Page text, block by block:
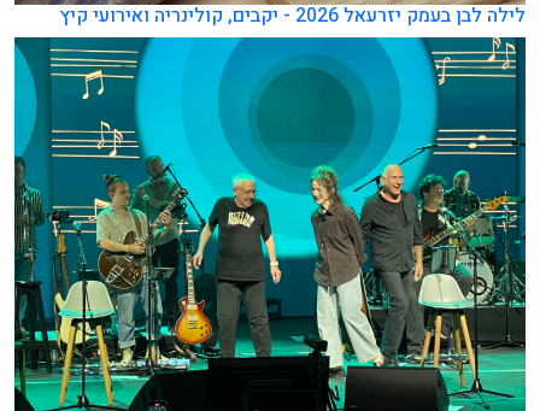
לילה לבן בעמק יזרעאל 2026 - יקבים, קולינריה ואירועי קיץ